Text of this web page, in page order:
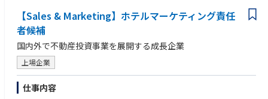
【Sales & Marketing】ホテルマーケティング責任
者候補
国内外で不動産投資事業を展開する成長企業
上場企業
仕事内容